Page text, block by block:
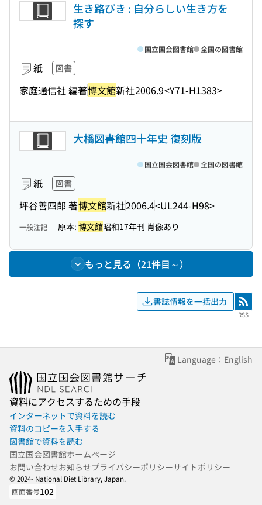
生き路びき : 自分らしい生き方を
探す
紙 図書
家庭通信社 編著博文館新社2006.9<Y71-H1383>
国立国会図書館 全国の図書館
大橋図書館四十年史 復刻版
紙 図書
坪谷善四郎 著博文館新社2006.4<UL244-H98>
国立国会図書館 全国の図書館
一般注記 原本: 博文館昭和17年刊 肖像あり
もっと見る（21件目～）
書誌情報を一括出力 RSS
RSS
Language：English
資料にアクセスするための手段
インターネットで資料を読む
資料のコピーを入手する
図書館で資料を読む
国立国会図書館ホームページ
お問い合わせお知らせプライバシーポリシーサイトポリシー
© 2024- National Diet Library, Japan.
画面番号102